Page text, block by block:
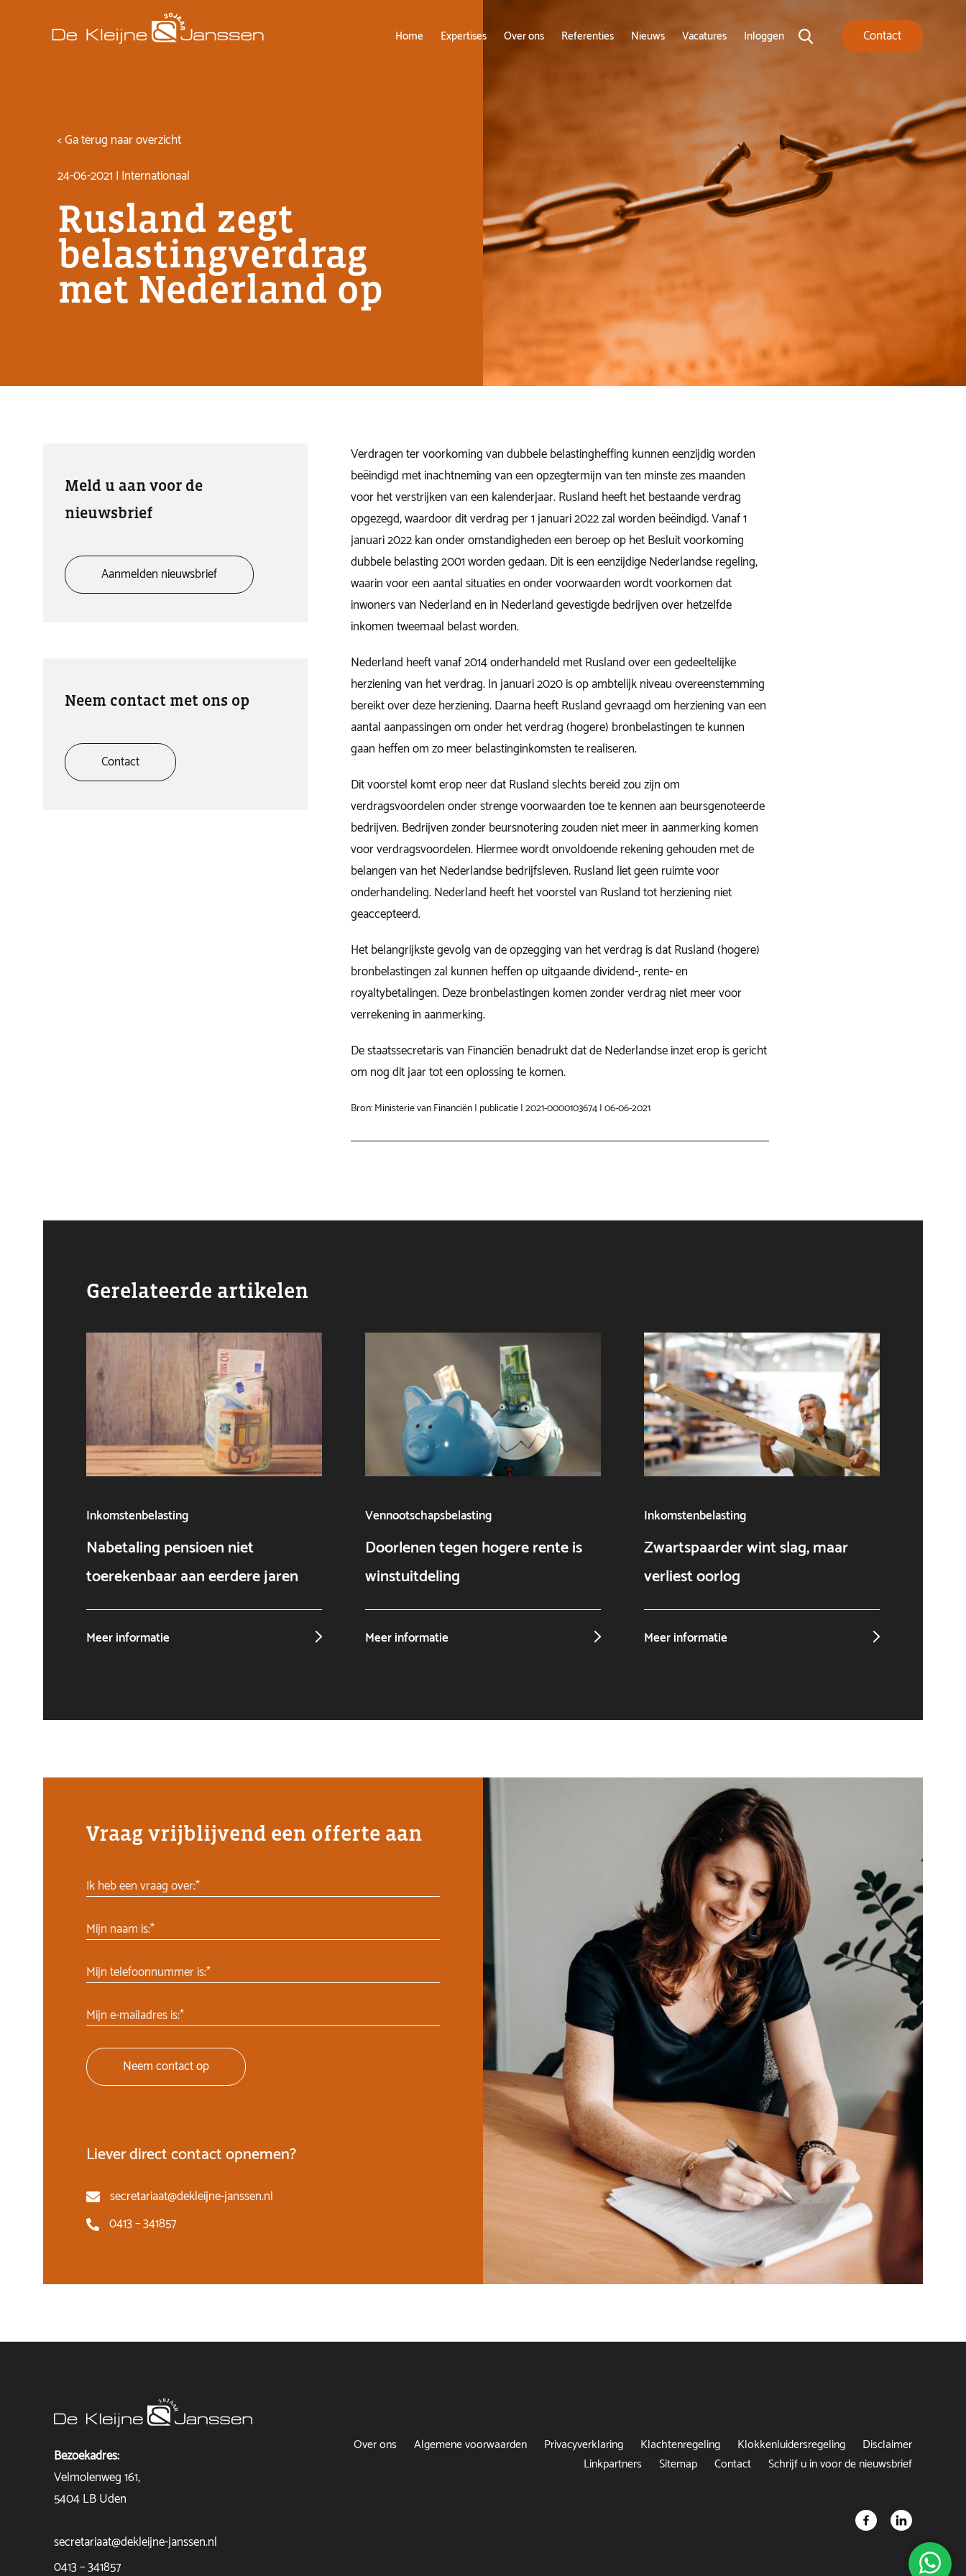
Home Expertises Over ons Referenties Nieuws Vacatures Inloggen Contact
< Ga terug naar overzicht
24-06-2021 | Internationaal
Rusland zegt
belastingverdrag
met Nederland op
Meld u aan voor de
nieuwsbrief
Aanmelden nieuwsbrief
Neem contact met ons op
Contact
Verdragen ter voorkoming van dubbele belastingheffing kunnen eenzijdig worden
beëindigd met inachtneming van een opzegtermijn van ten minste zes maanden
voor het verstrijken van een kalenderjaar. Rusland heeft het bestaande verdrag
opgezegd, waardoor dit verdrag per 1 januari 2022 zal worden beëindigd. Vanaf 1
januari 2022 kan onder omstandigheden een beroep op het Besluit voorkoming
dubbele belasting 2001 worden gedaan. Dit is een eenzijdige Nederlandse regeling,
waarin voor een aantal situaties en onder voorwaarden wordt voorkomen dat
inwoners van Nederland en in Nederland gevestigde bedrijven over hetzelfde
inkomen tweemaal belast worden.
Nederland heeft vanaf 2014 onderhandeld met Rusland over een gedeeltelijke
herziening van het verdrag. In januari 2020 is op ambtelijk niveau overeenstemming
bereikt over deze herziening. Daarna heeft Rusland gevraagd om herziening van een
aantal aanpassingen om onder het verdrag (hogere) bronbelastingen te kunnen
gaan heffen om zo meer belastinginkomsten te realiseren.
Dit voorstel komt erop neer dat Rusland slechts bereid zou zijn om
verdragsvoordelen onder strenge voorwaarden toe te kennen aan beursgenoteerde
bedrijven. Bedrijven zonder beursnotering zouden niet meer in aanmerking komen
voor verdragsvoordelen. Hiermee wordt onvoldoende rekening gehouden met de
belangen van het Nederlandse bedrijfsleven. Rusland liet geen ruimte voor
onderhandeling. Nederland heeft het voorstel van Rusland tot herziening niet
geaccepteerd.
Het belangrijkste gevolg van de opzegging van het verdrag is dat Rusland (hogere)
bronbelastingen zal kunnen heffen op uitgaande dividend-, rente- en
royaltybetalingen. Deze bronbelastingen komen zonder verdrag niet meer voor
verrekening in aanmerking.
De staatssecretaris van Financiën benadrukt dat de Nederlandse inzet erop is gericht
om nog dit jaar tot een oplossing te komen.
Bron: Ministerie van Financiën | publicatie | 2021-0000103674 | 06-06-2021
Gerelateerde artikelen
Inkomstenbelasting
Nabetaling pensioen niet
toerekenbaar aan eerdere jaren
Meer informatie
Vennootschapsbelasting
Doorlenen tegen hogere rente is
winstuitdeling
Meer informatie
Inkomstenbelasting
Zwartspaarder wint slag, maar
verliest oorlog
Meer informatie
Vraag vrijblijvend een offerte aan
Ik heb een vraag over:*
Mijn naam is:*
Mijn telefoonnummer is:*
Mijn e-mailadres is:*
Neem contact op
Liever direct contact opnemen?
secretariaat@dekleijne-janssen.nl
0413 – 341857
Bezoekadres:
Velmolenweg 161,
5404 LB Uden
secretariaat@dekleijne-janssen.nl
0413 – 341857
Over ons Algemene voorwaarden Privacyverklaring Klachtenregeling Klokkenluidersregeling
Disclaimer
Linkpartners
Sitemap Contact Schrijf u in voor de nieuwsbrief